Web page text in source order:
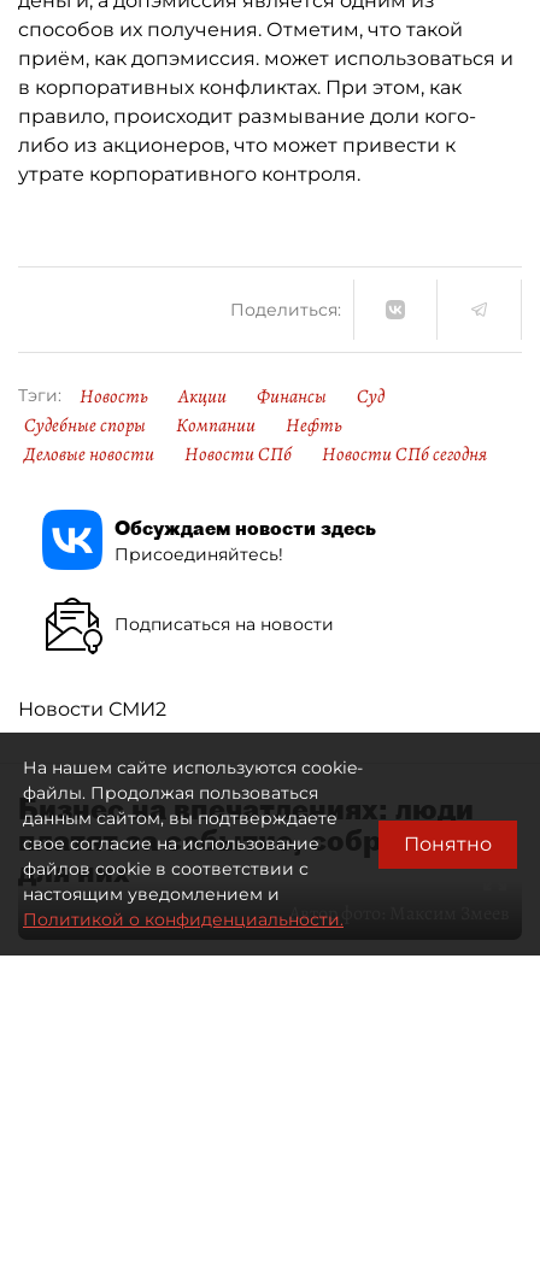
способов их получения. Отметим, что такой
приём, как допэмиссия. может использоваться и
в корпоративных конфликтах. При этом, как
правило, происходит размывание доли кого-
либо из акционеров, что может привести к
утрате корпоративного контроля.
Поделиться:
Тэги: Новость Акции Финансы
Суд
Судебные споры
Компании
Нефть
Деловые новости
Новости СПб Новости СПб сегодня
Обсуждаем новости здесь
Присоединяйтесь!
Подписаться на новости
Новости СМИ2
Бизнес на впечатлениях: люди
платят за событие, собранное
для них
Автор фото:
На нашем сайте используются cookie-
файлы. Продолжая пользоваться
данным сайтом, вы подтверждаете
свое согласие на использование
файлов cookie в соответствии с
настоящим уведомлением и
Политикой о конфиденциальности.
Понятно